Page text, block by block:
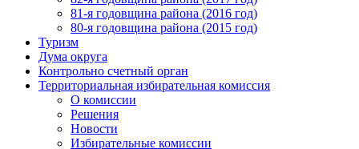
81-я годовщина района (2016 год)
80-я годовщина района (2015 год)
Туризм
Дума округа
Контрольно счетный орган
Территориальная избирательная комиссия
О комиссии
Решения
Новости
Избирательные комиссии